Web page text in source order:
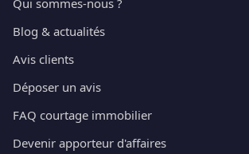
Blog & actualités
Avis clients
Déposer un avis
FAQ courtage immobilier
Devenir apporteur d'affaires